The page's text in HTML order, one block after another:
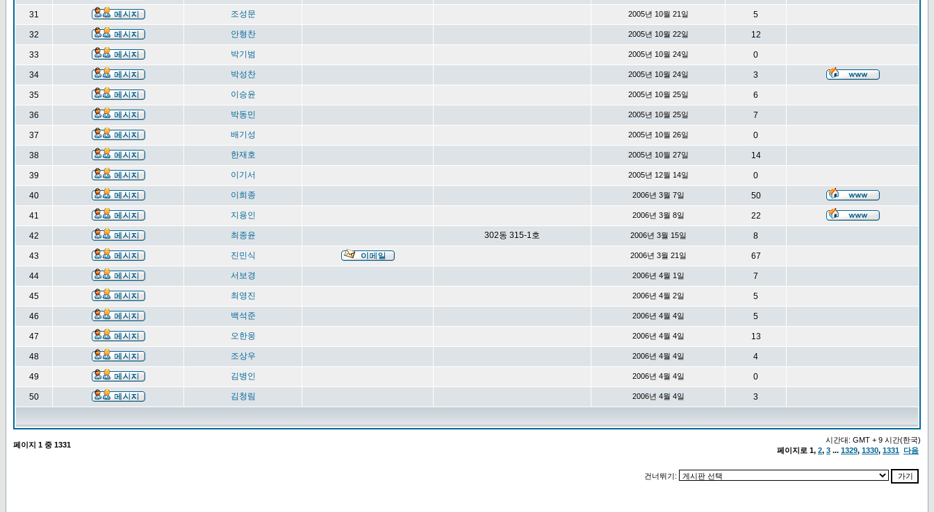
31 조성문 2005년 10월 21일 5
32 안형찬 2005년 10월 22일 12
33 박기범 2005년 10월 24일 0
34 박성찬 2005년 10월 24일 3
35 이승윤 2005년 10월 25일 6
36 박동민 2005년 10월 25일 7
37 배기성 2005년 10월 26일 0
38 한재호 2005년 10월 27일 14
39 이기서 2005년 12월 14일 0
40 이희종 2006년 3월 7일 50
41 지용인 2006년 3월 8일 22
42 최종윤 302동 315-1호 2006년 3월 15일 8
43 진민식 2006년 3월 21일 67
44 서보경 2006년 4월 1일 7
45 최영진 2006년 4월 2일 5
46 백석준 2006년 4월 4일 5
47 오한웅 2006년 4월 4일 13
48 조상우 2006년 4월 4일 4
49 김병인 2006년 4월 4일 0
50 김청림 2006년 4월 4일 3
페이지 1 중 1331
시간대: GMT + 9 시간(한국)
페이지로 1, 2, 3 ... 1329, 1330, 1331 다음
건너뛰기: